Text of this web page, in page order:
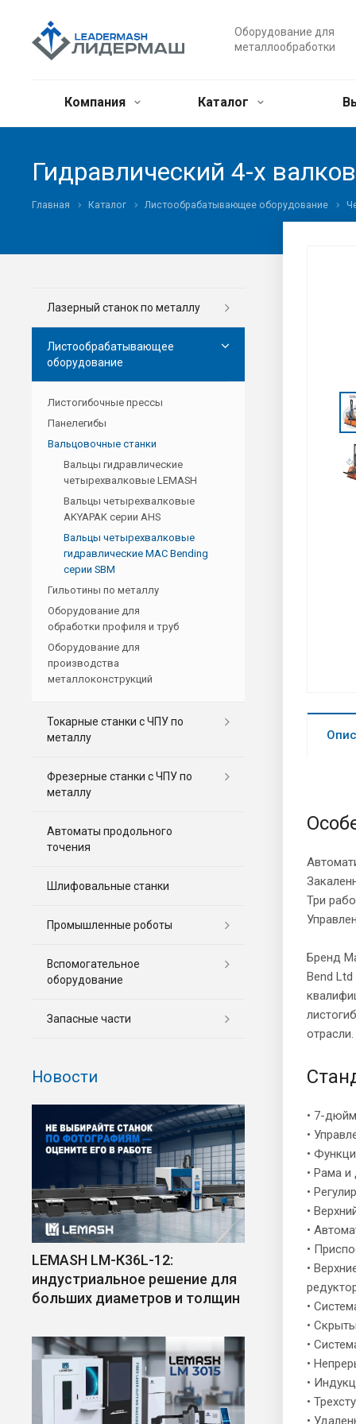
Оборудование для
металлообработки
Компания Каталог
Гидравлический 4-х
Главная Каталог Листообрабатывающее оборудование
Три
Бренд
Bend
отрасли.
• 7-
•
•
• Рама и
•
•
•
•
•
•
•
•
•
•
•
•
Лазерный станок по металлу
Листообрабатывающее
оборудование
Листогибочные прессы
Панелегибы
Вальцовочные станки
Вальцы гидравлические
четырехвалковые LEMASH
Вальцы четырехвалковые
AKYAPAK серии AHS
Вальцы четырехвалковые
гидравлические MAC Bending
серии SBM
Гильотины по металлу
Оборудование для
обработки профиля и труб
Оборудование для
производства
металлоконструкций
Токарные станки с ЧПУ по
металлу
Фрезерные станки c ЧПУ по
металлу
Автоматы продольного
точения
Шлифовальные станки
Промышленные роботы
Вспомогательное
оборудование
Запасные части
Новости
LEMASH LM-К36L-12:
индустриальное решение для
больших диаметров и толщин